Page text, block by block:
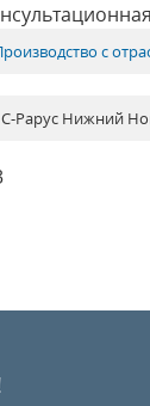
с
Рарус Нижний